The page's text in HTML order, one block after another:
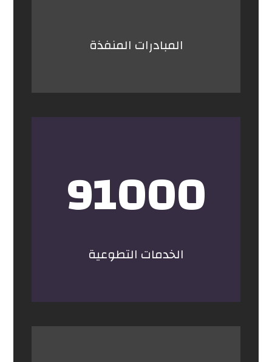
المبادرات المنفذة
91000
الخدمات التطوعية